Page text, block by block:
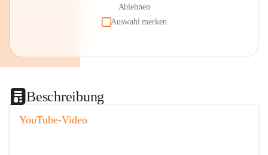
Ablehnen
Auswahl merken
Beschreibung
YouTube-Video